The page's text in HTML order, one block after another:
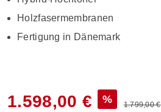
Holzfasermembranen
Fertigung in Dänemark
1.598,00 € % 1.799,00 €